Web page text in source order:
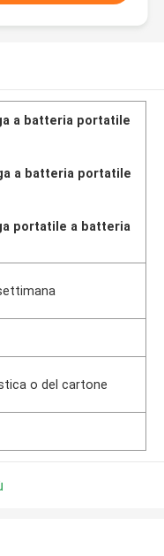
a batteria portatile
a batteria portatile
portatile a batteria
o del cartone